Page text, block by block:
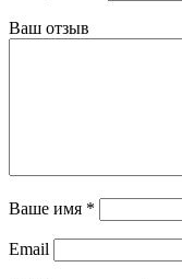
Ваш отзыв
Ваше имя *
Email